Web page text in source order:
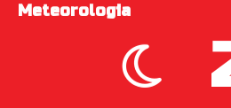
Meteorologia